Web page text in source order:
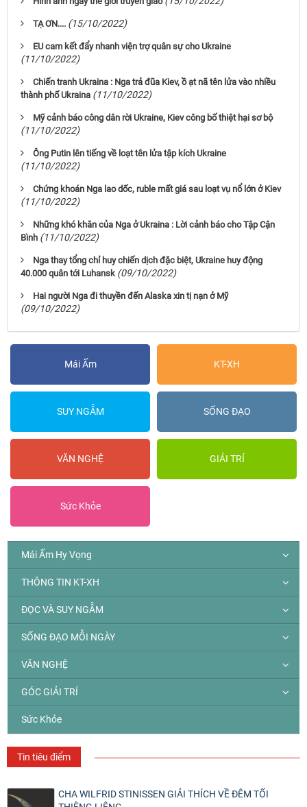
TẠ ƠN.... (15/10/2022)
EU cam kết đẩy nhanh viện trợ quân sự cho Ukraine
(11/10/2022)
Chiến tranh Ukraina : Nga trả đũa Kiev, ồ ạt nã tên lửa vào nhiều
thành phố Ukraina (11/10/2022)
Mỹ cảnh báo công dân rời Ukraine, Kiev công bố thiệt hại sơ bộ
(11/10/2022)
Ông Putin lên tiếng về loạt tên lửa tập kích Ukraine
(11/10/2022)
Chứng khoán Nga lao dốc, ruble mất giá sau loạt vụ nổ lớn ở Kiev
(11/10/2022)
Những khó khăn của Nga ở Ukraina : Lời cảnh báo cho Tập Cận
Bình (11/10/2022)
Nga thay tổng chỉ huy chiến dịch đặc biệt, Ukraine huy động
40.000 quân tới Luhansk (09/10/2022)
Hai người Nga đi thuyền đến Alaska xin tị nạn ở Mỹ
(09/10/2022)
Mái Ấm KT-XH
SUY NGẪM SỐNG ĐẠO
VĂN NGHỆ GIẢI TRÍ
Sức Khỏe
Mái Ấm Hy Vọng
THÔNG TIN KT-XH
ĐỌC VÀ SUY NGẪM
SỐNG ĐẠO MỖI NGÀY
VĂN NGHỆ
GÓC GIẢI TRÍ
Sức Khỏe
Tin tiêu điểm
CHA WILFRID STINISSEN GIẢI THÍCH VỀ ĐÊM TỐI